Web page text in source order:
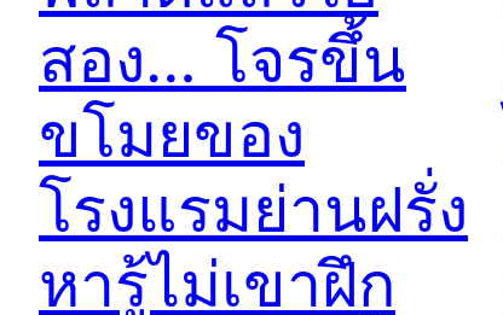
สอง… โจรขึ้น
ขโมยของ
โรงแรมย่านฝรั่ง
หารู้ไม่เขาฝึก